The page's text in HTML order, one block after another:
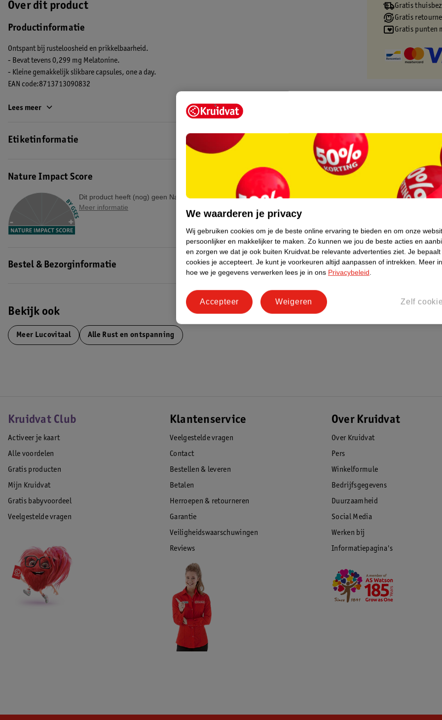
Over dit product
Productinformatie
Ontspant bij rusteloosheid en prikkelbaarheid.
- Bevat tevens 0,299 mg Melatonine.
- Kleine gemakkelijk slikbare capsules, one a day.
EAN code:8713713090832
Lees meer
Etiketinformatie
Nature Impact Score
Dit product heeft (nog) geen Nature Impact Score.
Meer informatie
Bestel & Bezorginformatie
Bekijk ook
Meer Lucovitaal Alle Rust en ontspanning
Gratis
Gratis
Gratis punten
Kruidvat Club
Activeer je kaart
Alle voordelen
Gratis producten
Mijn Kruidvat
Gratis babyvoordeel
Veelgestelde vragen
Klantenservice
Veelgestelde vragen
Contact
Bestellen & leveren
Betalen
Herroepen & retourneren
Garantie
Veiligheidswaarschuwingen
Reviews
Over Kruidvat
Over Kruidvat
Pers
Winkelformule
Bedrijfsgegevens
Duurzaamheid
Social Media
Werken bij
Informatiepagina's
We waarderen je privacy
Wij gebruiken cookies om je de beste online ervaring te bieden en om onze
persoonlijker en makkelijker te maken. Zo kunnen we jou de beste acties en
en zorgen we dat je ook buiten Kruidvat.be relevante advertenties ziet. Je
cookies je accepteert. Je kunt je voorkeuren altijd aanpassen of intrekken. Meer
hoe we je gegevens verwerken lees je in ons Privacybeleid.
Zelf
Weigeren
Accepteer